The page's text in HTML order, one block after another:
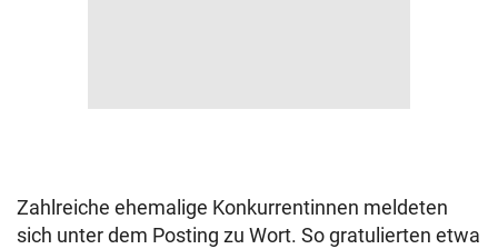
Zahlreiche ehemalige Konkurrentinnen meldeten
sich unter dem Posting zu Wort. So gratulierten etwa